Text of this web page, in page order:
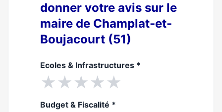
donner votre avis sur le
maire de Champlat-et-
Boujacourt (51)
Ecoles & Infrastructures *
★★★★★
Budget & Fiscalité *